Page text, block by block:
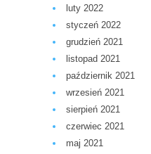
luty 2022
styczeń 2022
grudzień 2021
listopad 2021
październik 2021
wrzesień 2021
sierpień 2021
czerwiec 2021
maj 2021